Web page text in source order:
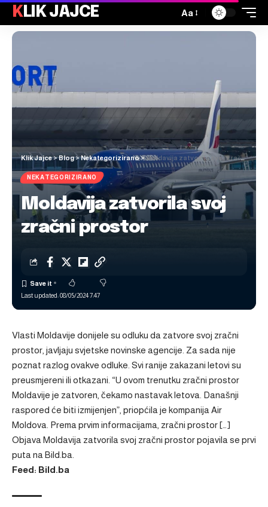
KLIK JAJCE Aa
Klik Jajce>Blog>Nekategorizirano>Moldavija zatvorila svoj zračni prostor
NEKATEGORIZIRANO
Moldavija zatvorila svoj
zračni prostor
Last updated: 08/05/2024 7:47
Vlasti Moldavije donijele su odluku da zatvore svoj zračni
prostor, javljaju svjetske novinske agencije. Za sada nije
poznat razlog ovakve odluke. Svi ranije zakazani letovi su
preusmjereni ili otkazani. “U ovom trenutku zračni prostor
Moldavije je zatvoren, čekamo nastavak letova. Današnji
raspored će biti izmijenjen”, priopćila je kompanija Air
Moldova. Prema prvim informacijama, zračni prostor […]
Objava Moldavija zatvorila svoj zračni prostorpojavila se prvi
puta na Bild.ba
Feed: Bild.ba